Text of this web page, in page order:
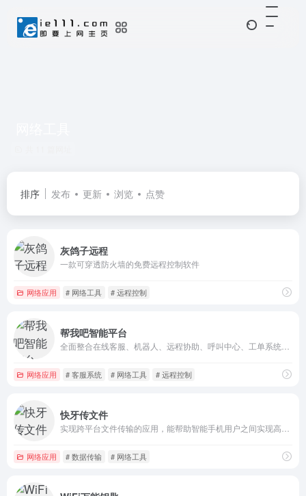
排序 发布 更新 浏览 点赞
灰鸽子远程
一款可穿透防火墙的免费远程控制软件
网络应用 # 网络工具 # 远程控制
帮我吧智能平台
网络应用 # 客服系统 # 网络工具 # 远程控制
快牙传文件
网络应用 # 数据传输 # 网络工具